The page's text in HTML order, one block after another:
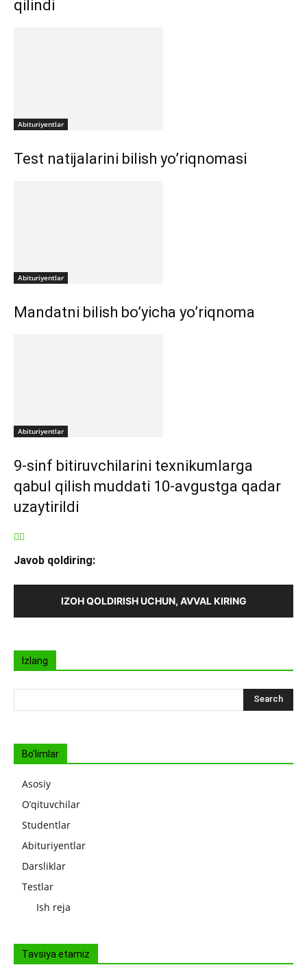
qilindi
Abituriyentlar
Test natijalarini bilish yo’riqnomasi
Abituriyentlar
Mandatni bilish bo’yicha yo’riqnoma
Abituriyentlar
9-sinf bitiruvchilarini texnikumlarga
qabul qilish muddati 10-avgustga qadar
uzaytirildi
Javob qoldiring:
IZOH QOLDIRISH UCHUN, AVVAL KIRING
Izlang
Bo’limlar
Asosiy
O’qituvchilar
Studentlar
Abituriyentlar
Darsliklar
Testlar
Ish reja
Tavsiya etamiz